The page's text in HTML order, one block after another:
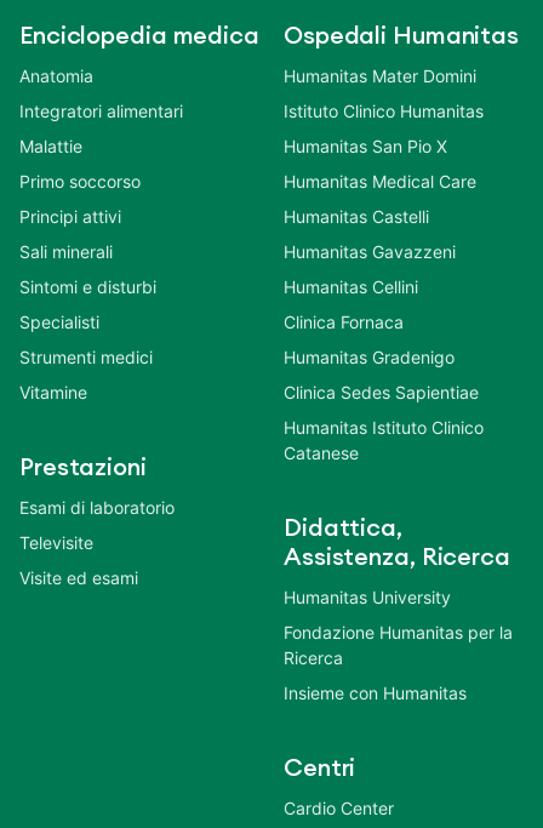
Enciclopedia medica
Anatomia
Integratori alimentari
Malattie
Primo soccorso
Principi attivi
Sali minerali
Sintomi e disturbi
Specialisti
Strumenti medici
Vitamine
Prestazioni
Esami di laboratorio
Televisite
Visite ed esami
Ospedali Humanitas
Humanitas Mater Domini
Istituto Clinico Humanitas
Humanitas San Pio X
Humanitas Medical Care
Humanitas Castelli
Humanitas Gavazzeni
Humanitas Cellini
Clinica Fornaca
Humanitas Gradenigo
Clinica Sedes Sapientiae
Humanitas Istituto Clinico
Catanese
Didattica,
Assistenza, Ricerca
Humanitas University
Fondazione Humanitas per la
Ricerca
Insieme con Humanitas
Centri
Cardio Center